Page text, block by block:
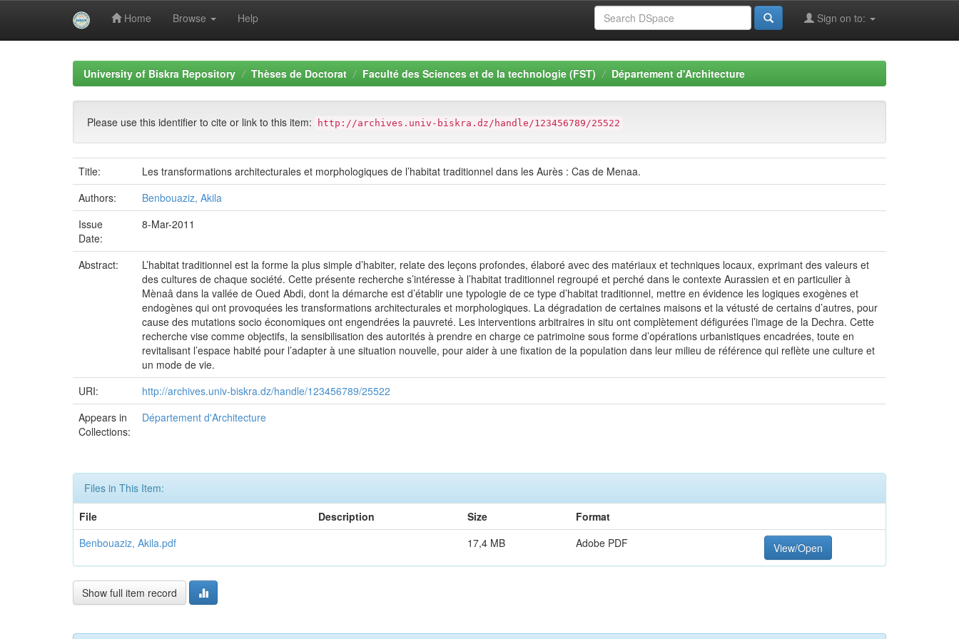
Home Browse Help Sign on to:
University of Biskra Repository Thèses de Doctorat Faculté des Sciences et de la technologie (FST) Département d'Architecture
Please use this identifier to cite or link to this item: http://archives.univ-biskra.dz/handle/123456789/25522
Title:
Les transformations architecturales et morphologiques de l’habitat traditionnel dans les Aurès : Cas de Menaa.
Authors:
Benbouaziz, Akila
Issue
Date:
8-Mar-2011
Abstract:
L’habitat traditionnel est la forme la plus simple d’habiter, relate des leçons profondes, élaboré avec des matériaux et techniques locaux, exprimant des valeurs et
des cultures de chaque société. Cette présente recherche s’intéresse à l’habitat traditionnel regroupé et perché dans le contexte Aurassien et en particulier à
Mènaâ dans la vallée de Oued Abdi, dont la démarche est d’établir une typologie de ce type d’habitat traditionnel, mettre en évidence les logiques exogènes et
endogènes qui ont provoquées les transformations architecturales et morphologiques. La dégradation de certaines maisons et la vétusté de certains d’autres, pour
cause des mutations socio économiques ont engendrées la pauvreté. Les interventions arbitraires in situ ont complètement défigurées l’image de la Dechra. Cette
recherche vise comme objectifs, la sensibilisation des autorités à prendre en charge ce patrimoine sous forme d’opérations urbanistiques encadrées, toute en
revitalisant l’espace habité pour l’adapter à une situation nouvelle, pour aider à une fixation de la population dans leur milieu de référence qui reflète une culture et
un mode de vie.
URI:
http://archives.univ-biskra.dz/handle/123456789/25522
Appears in
Collections:
Département d'Architecture
Files in This Item:
File
Description Size
Format
Benbouaziz, Akila.pdf
17,4 MB Adobe PDF View/Open
Show full item record